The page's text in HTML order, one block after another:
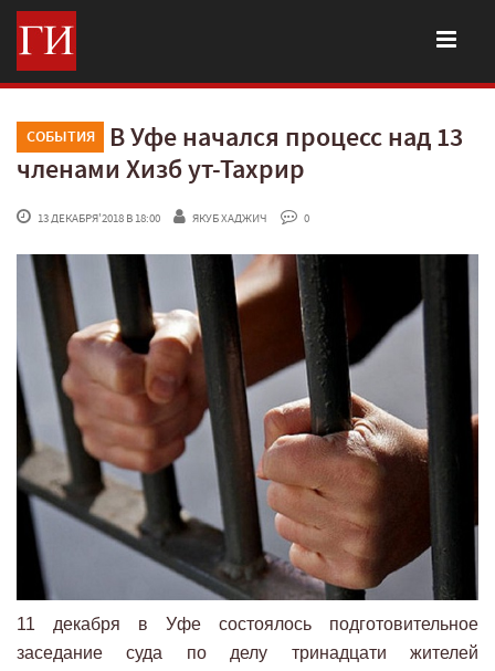
СОБЫТИЯ
В Уфе начался процесс над 13
членами Хизб ут-Тахрир
13 ДЕКАБРЯ'2018 В 18:00 ЯКУБ ХАДЖИЧ 0
11 декабря в Уфе состоялось подготовительное
заседание суда по делу тринадцати жителей